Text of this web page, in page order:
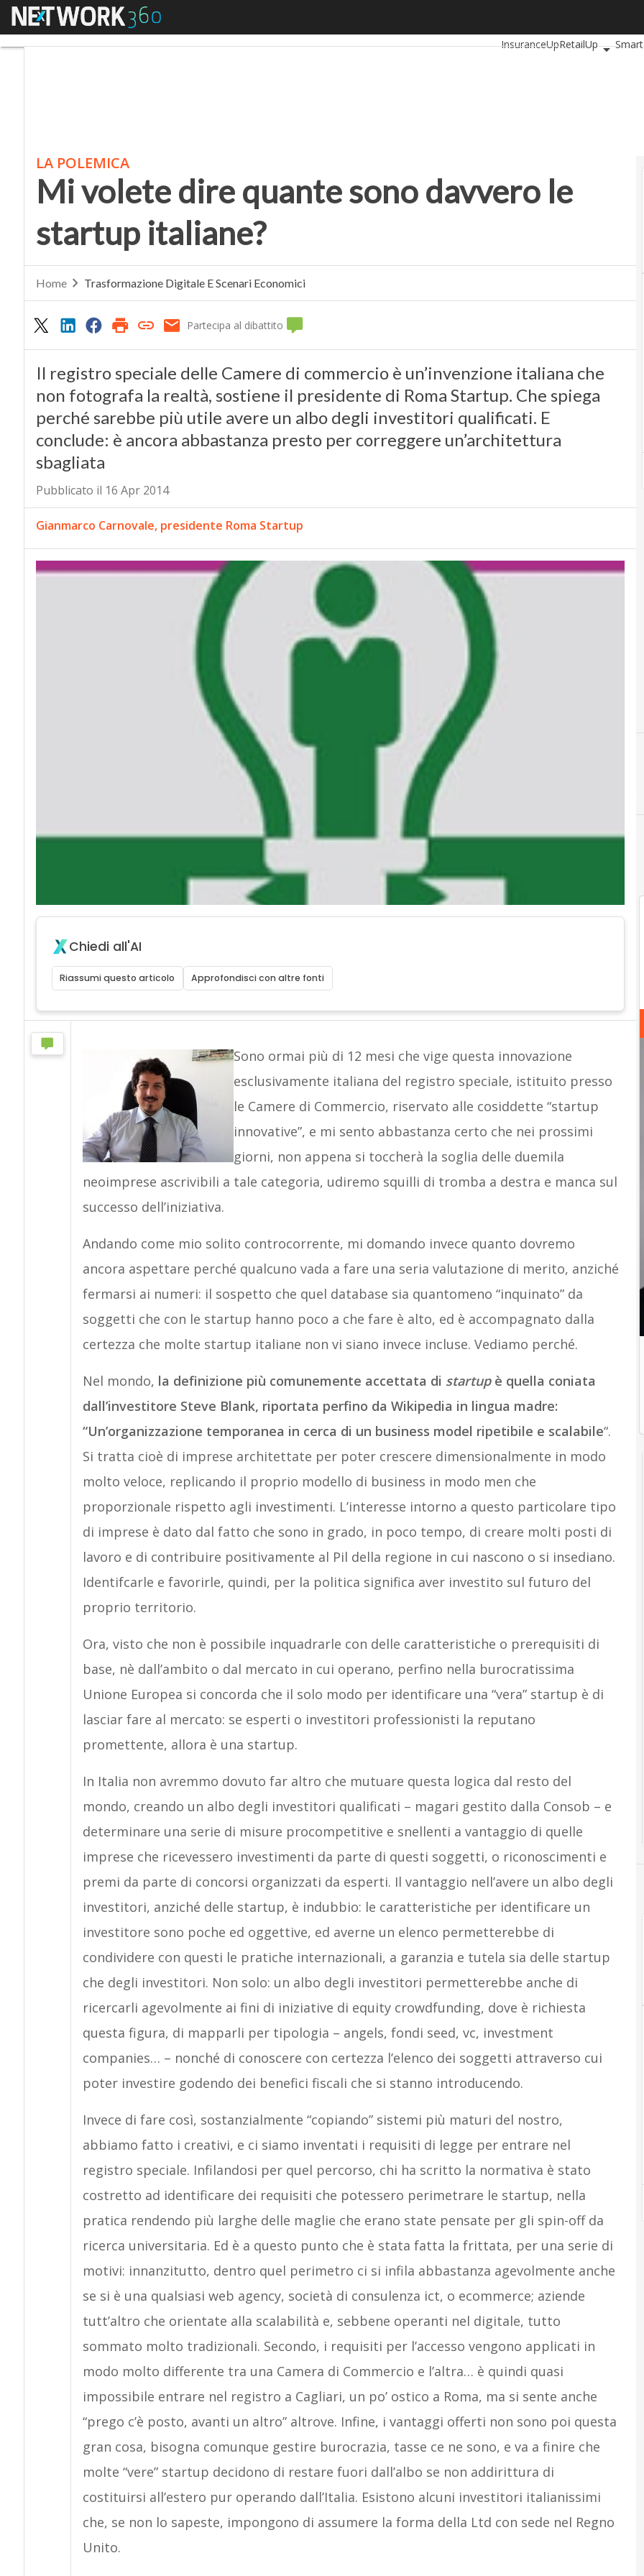
Menu
InsuranceUpRetailUp
LA POLEMICA
Mi volete dire quante sono davvero le
startup italiane?
Home Trasformazione Digitale E Scenari Economici
Partecipa al dibattito
Il registro speciale delle Camere di commercio è un’invenzione italiana che
non fotografa la realtà, sostiene il presidente di Roma Startup. Che spiega
perché sarebbe più utile avere un albo degli investitori qualificati. E
conclude: è ancora abbastanza presto per correggere un’architettura
sbagliata
Pubblicato il 16 Apr 2014
Gianmarco Carnovale, presidente Roma Startup
Chiedi all'AI
Riassumi questo articolo Approfondisci con altre fonti
Sono ormai più di 12 mesi che vige questa innovazione
esclusivamente italiana del registro speciale, istituito presso
le Camere di Commercio, riservato alle cosiddette “startup
innovative”, e mi sento abbastanza certo che nei prossimi
giorni, non appena si toccherà la soglia delle duemila
neoimprese ascrivibili a tale categoria, udiremo squilli di tromba a destra e manca sul
successo dell’iniziativa.
Andando come mio solito controcorrente, mi domando invece quanto dovremo
ancora aspettare perché qualcuno vada a fare una seria valutazione di merito, anziché
fermarsi ai numeri: il sospetto che quel database sia quantomeno “inquinato” da
soggetti che con le startup hanno poco a che fare è alto, ed è accompagnato dalla
certezza che molte startup italiane non vi siano invece incluse. Vediamo perché.
Nel mondo, la definizione più comunemente accettata di startupè quella coniata
dall’investitore Steve Blank, riportata perfino da Wikipedia in lingua madre:
“Un’organizzazione temporanea in cerca di un business model ripetibile e scalabile“.
Si tratta cioè di imprese architettate per poter crescere dimensionalmente in modo
molto veloce, replicando il proprio modello di business in modo men che
proporzionale rispetto agli investimenti. L’interesse intorno a questo particolare tipo
di imprese è dato dal fatto che sono in grado, in poco tempo, di creare molti posti di
lavoro e di contribuire positivamente al Pil della regione in cui nascono o si insediano.
Identifcarle e favorirle, quindi, per la politica significa aver investito sul futuro del
proprio territorio.
Ora, visto che non è possibile inquadrarle con delle caratteristiche o prerequisiti di
base, nè dall’ambito o dal mercato in cui operano, perfino nella burocratissima
Unione Europea si concorda che il solo modo per identificare una “vera” startup è di
lasciar fare al mercato: se esperti o investitori professionisti la reputano
promettente, allora è una startup.
In Italia non avremmo dovuto far altro che mutuare questa logica dal resto del
mondo, creando un albo degli investitori qualificati – magari gestito dalla Consob – e
determinare una serie di misure procompetitive e snellenti a vantaggio di quelle
imprese che ricevessero investimenti da parte di questi soggetti, o riconoscimenti e
premi da parte di concorsi organizzati da esperti. Il vantaggio nell’avere un albo degli
investitori, anziché delle startup, è indubbio: le caratteristiche per identificare un
investitore sono poche ed oggettive, ed averne un elenco permetterebbe di
condividere con questi le pratiche internazionali, a garanzia e tutela sia delle startup
che degli investitori. Non solo: un albo degli investitori permetterebbe anche di
ricercarli agevolmente ai fini di iniziative di equity crowdfunding, dove è richiesta
questa figura, di mapparli per tipologia – angels, fondi seed, vc, investment
companies… – nonché di conoscere con certezza l’elenco dei soggetti attraverso cui
poter investire godendo dei benefici fiscali che si stanno introducendo.
Invece di fare così, sostanzialmente “copiando” sistemi più maturi del nostro,
abbiamo fatto i creativi, e ci siamo inventati i requisiti di legge per entrare nel
registro speciale. Infilandosi per quel percorso, chi ha scritto la normativa è stato
costretto ad identificare dei requisiti che potessero perimetrare le startup, nella
pratica rendendo più larghe delle maglie che erano state pensate per gli spin-off da
ricerca universitaria. Ed è a questo punto che è stata fatta la frittata, per una serie di
motivi: innanzitutto, dentro quel perimetro ci si infila abbastanza agevolmente anche
se si è una qualsiasi web agency, società di consulenza ict, o ecommerce; aziende
tutt’altro che orientate alla scalabilità e, sebbene operanti nel digitale, tutto
sommato molto tradizionali. Secondo, i requisiti per l’accesso vengono applicati in
modo molto differente tra una Camera di Commercio e l’altra… è quindi quasi
impossibile entrare nel registro a Cagliari, un po’ ostico a Roma, ma si sente anche
“prego c’è posto, avanti un altro” altrove. Infine, i vantaggi offerti non sono poi questa
gran cosa, bisogna comunque gestire burocrazia, tasse ce ne sono, e va a finire che
molte “vere” startup decidono di restare fuori dall’albo se non addirittura di
costituirsi all’estero pur operando dall’Italia. Esistono alcuni investitori italianissimi
che, se non lo sapeste, impongono di assumere la forma della Ltd con sede nel Regno
Unito.
Camere